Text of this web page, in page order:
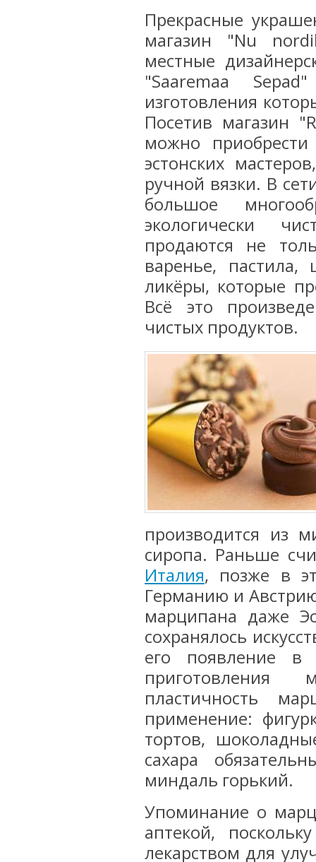
Прекрасные
магазин "Nu
местные
"Saaremaa
изготовления
Посетив магазин
можно
эстонских
ручной вязки. В
большое
экологически
продаются не
варенье, пастила,
ликёры, которые
Всё это
чистых продуктов.
производится из
сиропа. Раньше
Италия, позже в
Германию и
марципана даже
сохранялось
его появление в
приготовления
пластичность
применение:
тортов,
сахара
миндаль горький.
Упоминание о
аптекой,
лекарством для